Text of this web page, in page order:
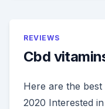
REVIEWS
Cbd
Here are the
2020 Interested